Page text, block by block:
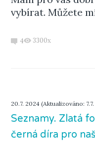
vybírat. Můžete
4 3300x
20.7. 2024 (Aktualizováno:
Seznamy. Zlatá
černá díra pro